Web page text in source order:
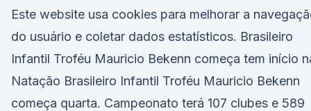
Este website usa cookies para melhorar a
do usuário e coletar dados estatísticos. Brasileiro
Infantil Troféu Mauricio Bekenn começa tem início
Natação Brasileiro Infantil Troféu Mauricio Bekenn
começa quarta. Campeonato terá 107 clubes e 589